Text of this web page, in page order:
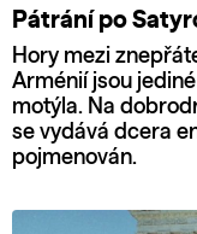
Pátrání po
Hory mezi
Arménií jsou
motýla. Na
se vydává dcera
pojmenován.